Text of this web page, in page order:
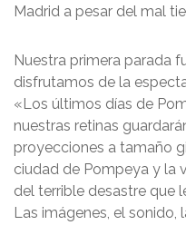
Madrid a pesar del mal
Nuestra primera parada
disfrutamos de la
«Los últimos días de
nuestras retinas
proyecciones a tamaño
ciudad de Pompeya y la
del terrible desastre que
Las imágenes, el sonido,